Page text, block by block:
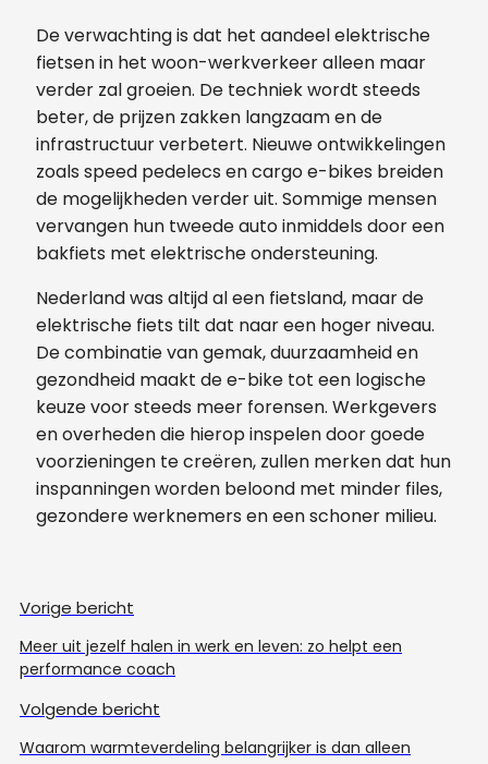
De verwachting is dat het aandeel elektrische
fietsen in het woon-werkverkeer alleen maar
verder zal groeien. De techniek wordt steeds
beter, de prijzen zakken langzaam en de
infrastructuur verbetert. Nieuwe ontwikkelingen
zoals speed pedelecs en cargo e-bikes breiden
de mogelijkheden verder uit. Sommige mensen
vervangen hun tweede auto inmiddels door een
bakfiets met elektrische ondersteuning.
Nederland was altijd al een fietsland, maar de
elektrische fiets tilt dat naar een hoger niveau.
De combinatie van gemak, duurzaamheid en
gezondheid maakt de e-bike tot een logische
keuze voor steeds meer forensen. Werkgevers
en overheden die hierop inspelen door goede
voorzieningen te creëren, zullen merken dat hun
inspanningen worden beloond met minder files,
gezondere werknemers en een schoner milieu.
Vorige bericht
Meer uit jezelf halen in werk en leven: zo helpt een
performance coach
Volgende bericht
Waarom warmteverdeling belangrijker is dan alleen